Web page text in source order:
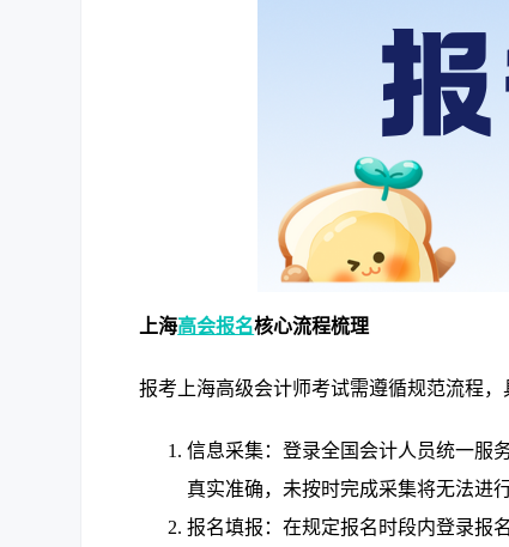
上海高会报名核心流程梳理
报考上海高级会计师考试需遵循规范流程，
信息采集：登录全国会计人员统一服
真实准确，未按时完成采集将无法进
报名填报：在规定报名时段内登录报